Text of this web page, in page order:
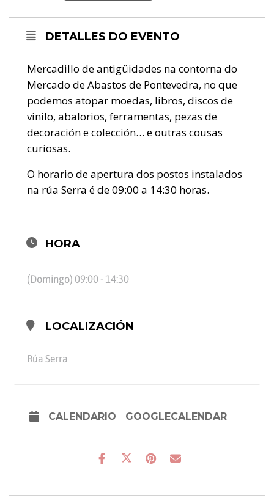
DETALLES DO EVENTO
Mercadillo de antigüidades na contorna do
Mercado de Abastos de Pontevedra, no que
podemos atopar moedas, libros, discos de
vinilo, abalorios, ferramentas, pezas de
decoración e colección… e outras cousas
curiosas.
O horario de apertura dos postos instalados
na rúa Serra é de 09:00 a 14:30 horas.
HORA
(Domingo) 09:00 - 14:30
LOCALIZACIÓN
Rúa Serra
CALENDARIO GOOGLECALENDAR